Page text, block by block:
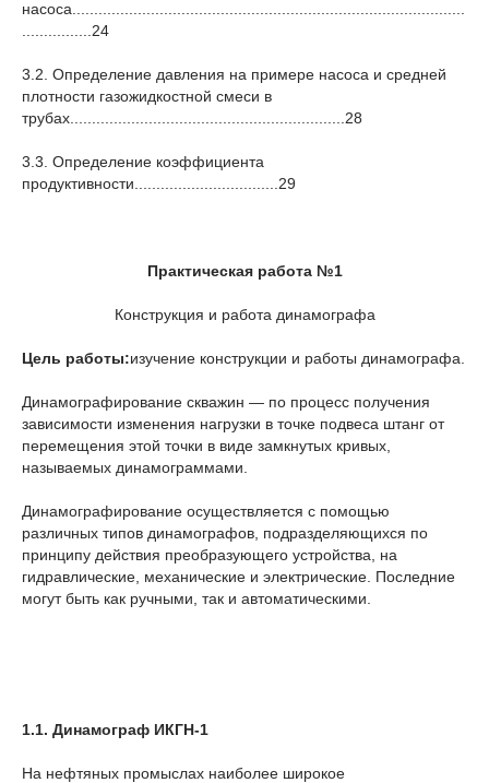
насоса..........................................................................................
................24
3.2. Определение давления на примере насоса и средней
плотности газожидкостной смеси в
трубах...............................................................28
3.3. Определение коэффициента
продуктивности.................................29
Практическая работа №1
Конструкция и работа динамографа
Цель работы:изучение конструкции и работы динамографа.
Динамографирование скважин — по процесс получения
зависимости изменения нагрузки в точке подвеса штанг от
перемещения этой точки в виде замкнутых кривых,
называемых динамограммами.
Динамографирование осуществляется с помощью
различных типов динамографов, подразделяющихся по
принципу действия преобразующего устройства, на
гидравлические, механические и электрические. Последние
могут быть как ручными, так и автоматическими.
1.1. Динамограф ИКГН-1
На нефтяных промыслах наиболее широкое